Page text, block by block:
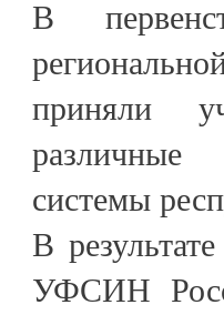
В
приняли
различные
системы
В
УФСИН